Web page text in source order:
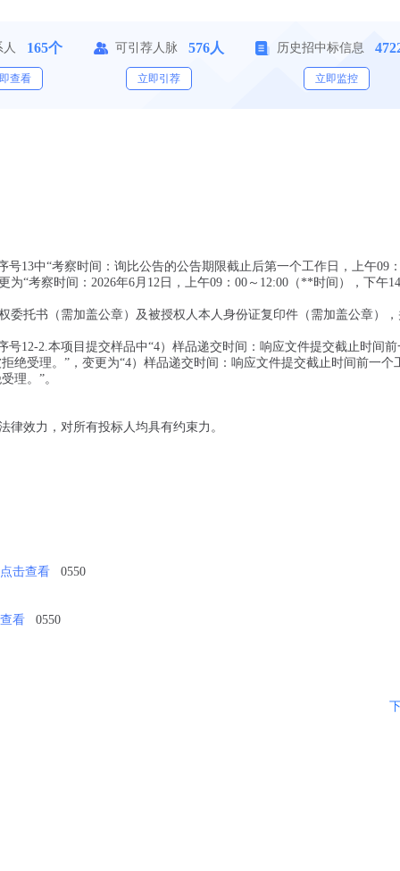
165个
查看
可引荐人脉 576人
立即引荐
历史招中标信息
立即监控
13中“考察时间：询比公告的公告期限截止后第一个工作日，上午09
“考察时间：2026年6月12日，上午09：00～12:00（**时间），下午
委托书（需加盖公章）及被授权人本人身份证复印件（需加盖公章）
12-2.本项目提交样品中“4）样品递交时间：响应文件提交截止时间
绝受理。”，变更为“4）样品递交时间：响应文件提交截止时间前一个
理。”。
效力，对所有投标人均具有约束力。
点击查看 0550
看 0550